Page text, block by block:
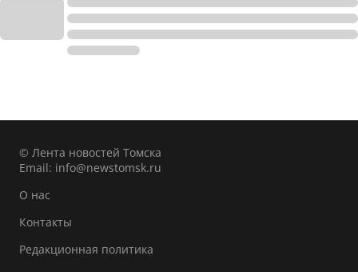
© Лента новостей Томска
Email: info@newstomsk.ru
О нас
Контакты
Редакционная политика